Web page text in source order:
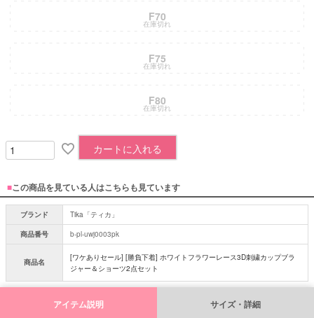
F70
在庫切れ
F75
在庫切れ
F80
在庫切れ
カートに入れる
■この商品を見ている人はこちらも見ています
ブランド
Tika「ティカ」
商品番号
b-pl-uwj0003pk
商品名
[ワケありセール] [勝負下着] ホワイトフラワーレース3D刺繍カップブラ
ジャー＆ショーツ2点セット
アイテム説明 サイズ・詳細